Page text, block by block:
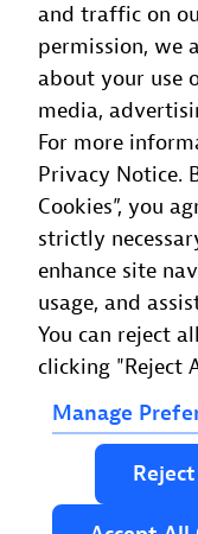
EDF se ha
solo cinco
enfoque en
ha sido
Senior
and traffic on
permission, we
about your use
media,
For more
Privacy Notice.
Cookies”, you
strictly
enhance site
usage, and
You can reject
clicking "Reject
Manage
Reject